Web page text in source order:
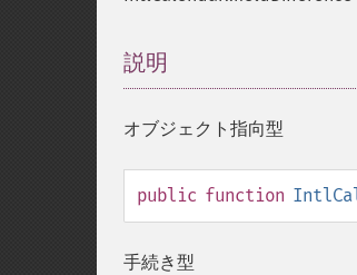
説明
オブジェクト指向型
public function
手続き型